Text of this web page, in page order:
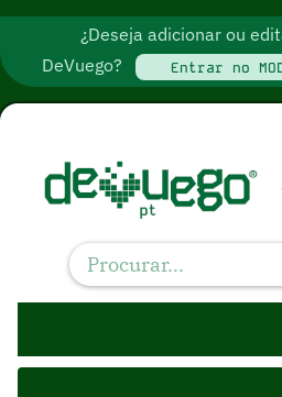
¿Deseja adicionar ou
DeVuego?
Entrar no